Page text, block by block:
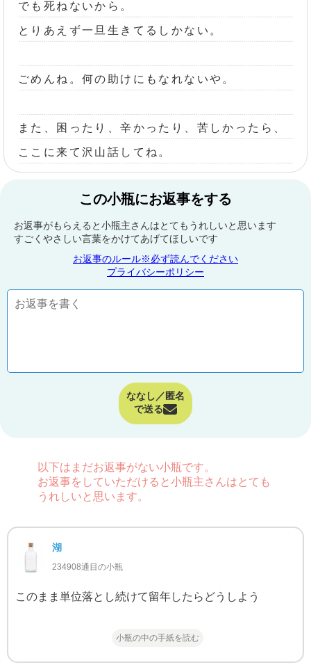
でも死ねないから。
とりあえず一旦生きてるしかない。
ごめんね。何の助けにもなれないや。
また、困ったり、辛かったり、苦しかったら、
ここに来て沢山話してね。
この小瓶にお返事をする
お返事がもらえると小瓶主さんはとてもうれしいと思います
すごくやさしい言葉をかけてあげてほしいです
お返事のルール※必ず読んでください
プライバシーポリシー
ななし／匿名
で送る
以下はまだお返事がない小瓶です。
お返事をしていただけると小瓶主さんはとても
うれしいと思います。
湖
234908通目の小瓶
このまま単位落とし続けて留年したらどうしよう
小瓶の中の手紙を読む